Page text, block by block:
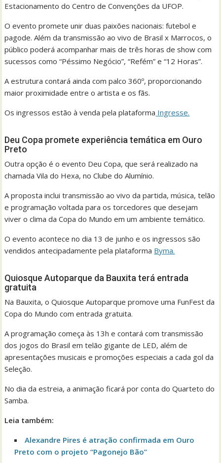
Estacionamento do Centro de Convenções da UFOP.
O evento promete unir duas paixões nacionais: futebol e
pagode. Além da transmissão ao vivo de Brasil x Marrocos, o
público poderá acompanhar mais de três horas de show com
sucessos como “Péssimo Negócio”, “Refém” e “12 Horas”.
A estrutura contará ainda com palco 360º, proporcionando
maior proximidade entre o artista e os fãs.
Os ingressos estão à venda pela plataforma Ingresse.
Deu Copa promete experiência temática em Ouro
Preto
Outra opção é o evento Deu Copa, que será realizado na
chamada Vila do Hexa, no Clube do Alumínio.
A proposta inclui transmissão ao vivo da partida, música, telão
e programação voltada para os torcedores que desejam
viver o clima da Copa do Mundo em um ambiente temático.
O evento acontece no dia 13 de junho e os ingressos são
vendidos antecipadamente pela plataforma Byma.
Quiosque Autoparque da Bauxita terá entrada
gratuita
Na Bauxita, o Quiosque Autoparque promove uma FunFest da
Copa do Mundo com entrada gratuita.
A programação começa às 13h e contará com transmissão
dos jogos do Brasil em telão gigante de LED, além de
apresentações musicais e promoções especiais a cada gol da
Seleção.
No dia da estreia, a animação ficará por conta do Quarteto do
Samba.
Leia também:
Alexandre Pires é atração confirmada em Ouro
Preto com o projeto “Pagonejo Bão”